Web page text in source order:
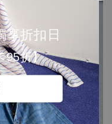
享折扣日
95折】